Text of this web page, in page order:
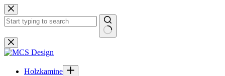
Zum
Inhalt
springen
Keine
Ergebnisse
Holzkamine